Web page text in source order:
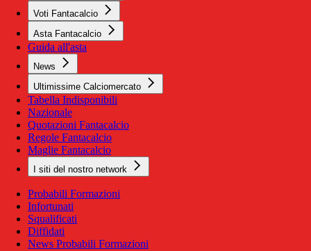
Voti Fantacalcio
Asta Fantacalcio
Guida all'asta
News
Ultimissime Calciomercato
Tabella Indisponibili
Nazionale
Quotazioni Fantacalcio
Regole Fantacalcio
Maglie Fantacalcio
I siti del nostro network
Probabili Formazioni
Infortunati
Squalificati
Diffidati
News Probabili Formazioni